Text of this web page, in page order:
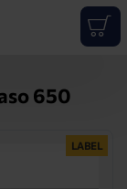
650
LABEL